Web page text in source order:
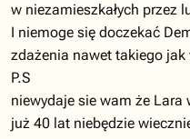
w niezamieszkałych przez
I niemoge się doczekać
zdażenia nawet takiego jak
P.S
niewydaje sie wam że
już 40 lat niebędzie